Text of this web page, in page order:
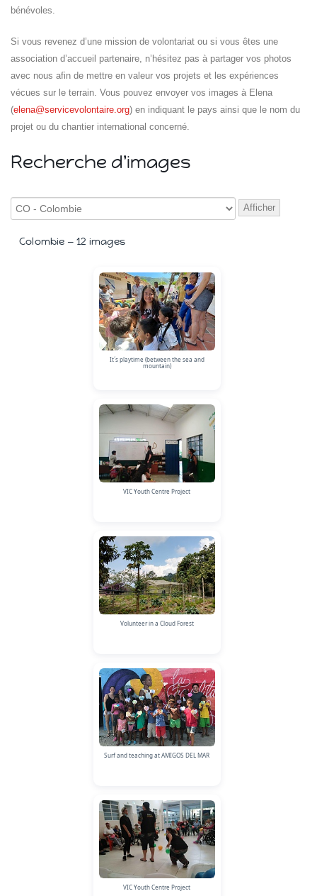
bénévoles.
Si vous revenez d’une mission de volontariat ou si vous êtes une
association d’accueil partenaire, n’hésitez pas à partager vos photos
avec nous afin de mettre en valeur vos projets et les expériences
vécues sur le terrain. Vous pouvez envoyer vos images à Elena
(elena@servicevolontaire.org) en indiquant le pays ainsi que le nom du
projet ou du chantier international concerné.
Recherche d'images
Afficher
Colombie — 12 images
It´s playtime (between the sea and
mountain)
VIC Youth Centre Project
Volunteer in a Cloud Forest
Surf and teaching at AMIGOS DEL MAR
VIC Youth Centre Project
Islande
Russie
Pérou
Chine
Espagne
VietNam
Mexique
SVE